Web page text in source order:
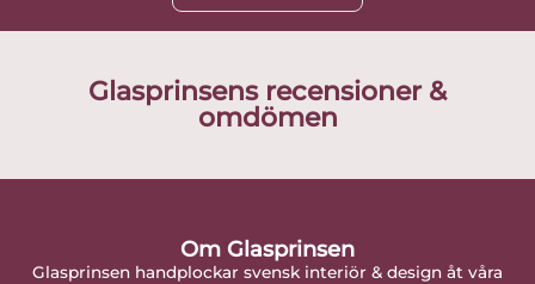
Glasprinsens recensioner &
omdömen
Om Glasprinsen
Glasprinsen handplockar svensk interiör & design åt våra